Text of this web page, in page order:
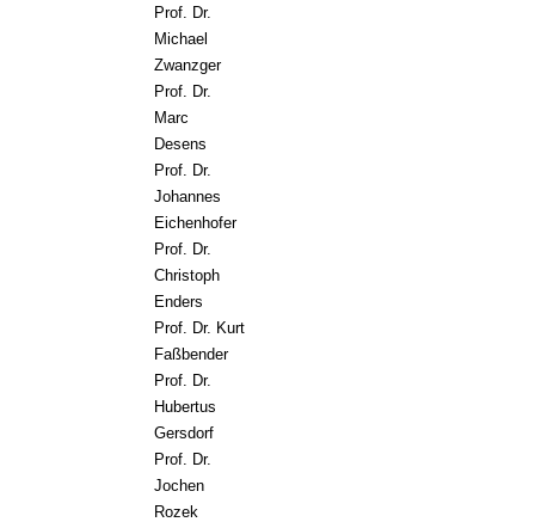
Prof. Dr.
Michael
Zwanzger
Prof. Dr.
Marc
Desens
Prof. Dr.
Johannes
Eichenhofer
Prof. Dr.
Christoph
Enders
Prof. Dr. Kurt
Faßbender
Prof. Dr.
Hubertus
Gersdorf
Prof. Dr.
Jochen
Rozek